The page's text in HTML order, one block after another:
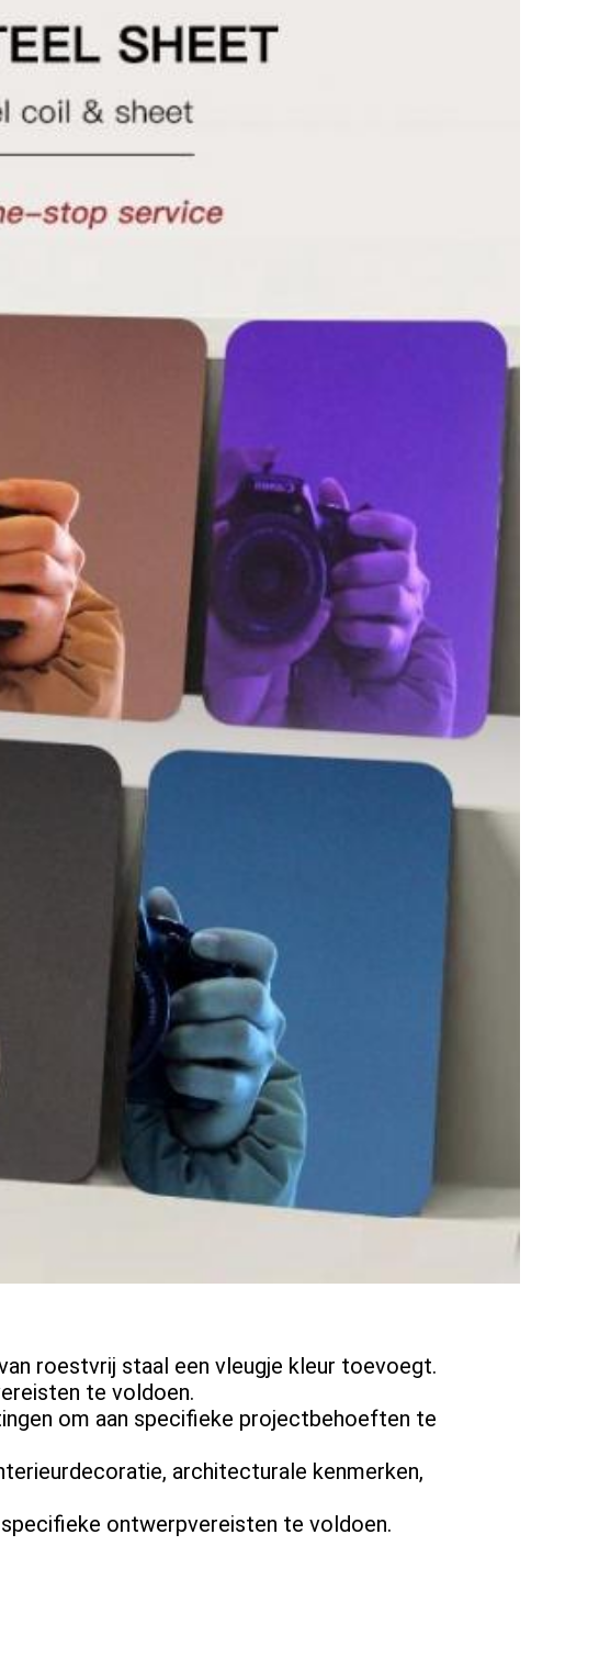
roestvrij staal een vleugje kleur toevoegt.
te voldoen.
om aan specifieke projectbehoeften te
architecturale kenmerken,
ontwerpvereisten te voldoen.